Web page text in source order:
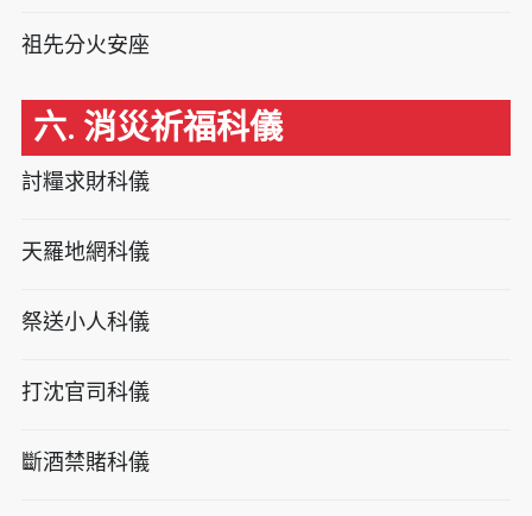
祖先分火安座
六. 消災祈福科儀
討糧求財科儀
天羅地網科儀
祭送小人科儀
打沈官司科儀
斷酒禁賭科儀